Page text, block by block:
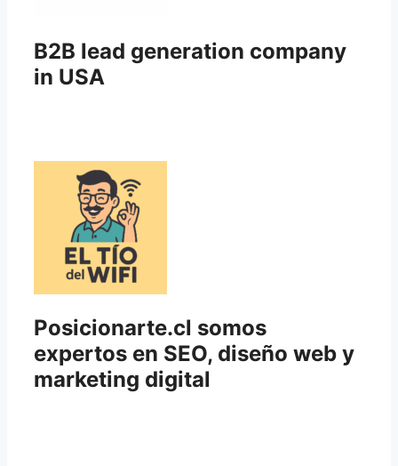
B2B lead generation company
in USA
Posicionarte.cl somos
expertos en SEO, diseño web y
marketing digital